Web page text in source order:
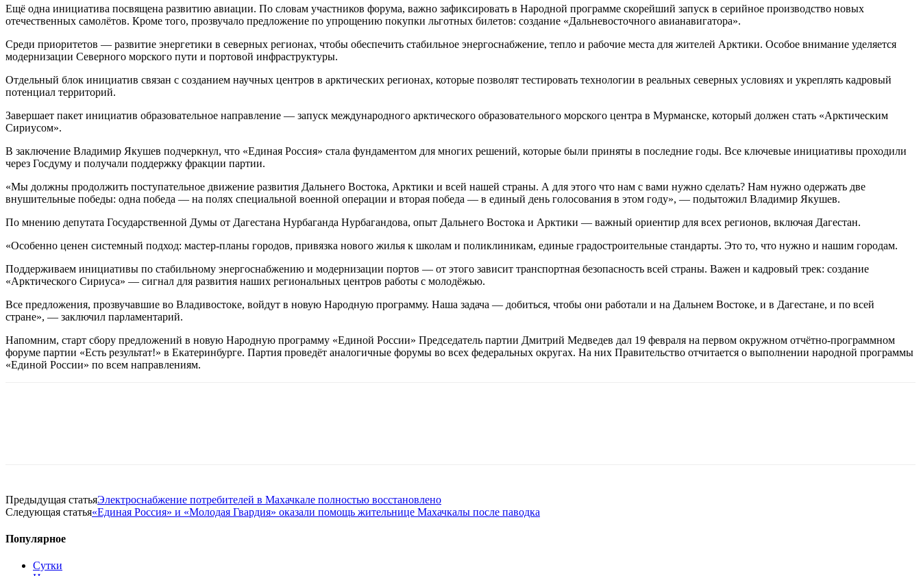
Ещё одна инициатива посвящена развитию авиации. По словам участников форума, важно зафиксировать в Народной программе скорейший запуск в серийное производство новых
отечественных самолётов. Кроме того, прозвучало предложение по упрощению покупки льготных билетов: создание «Дальневосточного авианавигатора».
Среди приоритетов — развитие энергетики в северных регионах, чтобы обеспечить стабильное энергоснабжение, тепло и рабочие места для жителей Арктики. Особое внимание уделяется
модернизации Северного морского пути и портовой инфраструктуры.
Отдельный блок инициатив связан с созданием научных центров в арктических регионах, которые позволят тестировать технологии в реальных северных условиях и укреплять кадровый
потенциал территорий.
Завершает пакет инициатив образовательное направление — запуск международного арктического образовательного морского центра в Мурманске, который должен стать «Арктическим
Сириусом».
В заключение Владимир Якушев подчеркнул, что «Единая Россия» стала фундаментом для многих решений, которые были приняты в последние годы. Все ключевые инициативы проходили
через Госдуму и получали поддержку фракции партии.
«Мы должны продолжить поступательное движение развития Дальнего Востока, Арктики и всей нашей страны. А для этого что нам с вами нужно сделать? Нам нужно одержать две
внушительные победы: одна победа — на полях специальной военной операции и вторая победа — в единый день голосования в этом году», — подытожил Владимир Якушев.
По мнению депутата Государственной Думы от Дагестана Нурбаганда Нурбагандова, опыт Дальнего Востока и Арктики — важный ориентир для всех регионов, включая Дагестан.
«Особенно ценен системный подход: мастер-планы городов, привязка нового жилья к школам и поликлиникам, единые градостроительные стандарты. Это то, что нужно и нашим городам.
Поддерживаем инициативы по стабильному энергоснабжению и модернизации портов — от этого зависит транспортная безопасность всей страны. Важен и кадровый трек: создание
«Арктического Сириуса» — сигнал для развития наших региональных центров работы с молодёжью.
Все предложения, прозвучавшие во Владивостоке, войдут в новую Народную программу. Наша задача — добиться, чтобы они работали и на Дальнем Востоке, и в Дагестане, и по всей
стране», — заключил парламентарий.
Напомним, старт сбору предложений в новую Народную программу «Единой России» Председатель партии Дмитрий Медведев дал 19 февраля на первом окружном отчётно-программном
форуме партии «Есть результат!» в Екатеринбурге. Партия проведёт аналогичные форумы во всех федеральных округах. На них Правительство отчитается о выполнении народной программы
«Единой России» по всем направлениям.
Предыдущая статьяЭлектроснабжение потребителей в Махачкале полностью восстановлено
Следующая статья«Единая Россия» и «Молодая Гвардия» оказали помощь жительнице Махачкалы после паводка
Популярное
Сутки